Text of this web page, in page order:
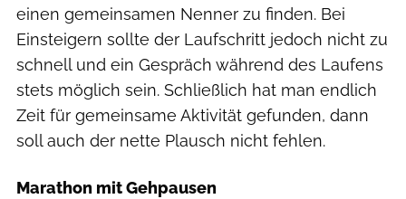
einen gemeinsamen Nenner zu finden. Bei
Einsteigern sollte der Laufschritt jedoch nicht zu
schnell und ein Gespräch während des Laufens
stets möglich sein. Schließlich hat man endlich
Zeit für gemeinsame Aktivität gefunden, dann
soll auch der nette Plausch nicht fehlen.
Marathon mit Gehpausen